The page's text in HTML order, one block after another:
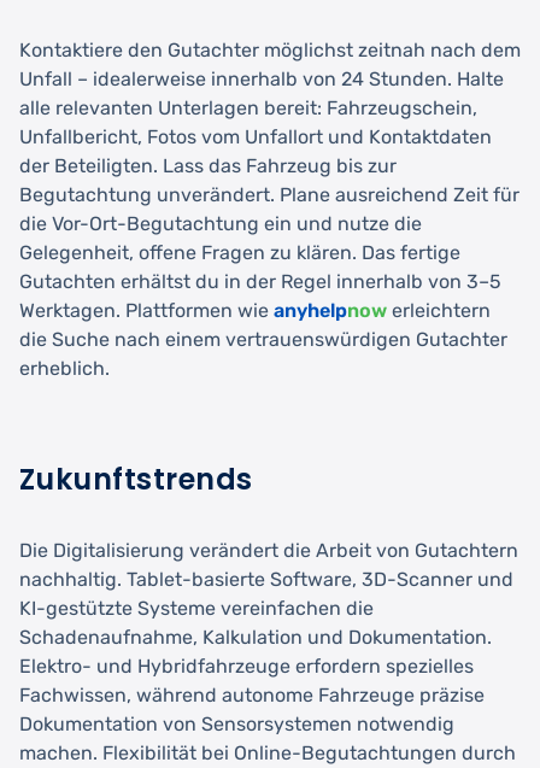
Kontaktiere den Gutachter möglichst zeitnah nach dem
Unfall – idealerweise innerhalb von 24 Stunden. Halte
alle relevanten Unterlagen bereit: Fahrzeugschein,
Unfallbericht, Fotos vom Unfallort und Kontaktdaten
der Beteiligten. Lass das Fahrzeug bis zur
Begutachtung unverändert. Plane ausreichend Zeit für
die Vor-Ort-Begutachtung ein und nutze die
Gelegenheit, offene Fragen zu klären. Das fertige
Gutachten erhältst du in der Regel innerhalb von 3–5
Werktagen. Plattformen wie anyhelpnow erleichtern
die Suche nach einem vertrauenswürdigen Gutachter
erheblich.
Zukunftstrends
Die Digitalisierung verändert die Arbeit von Gutachtern
nachhaltig. Tablet-basierte Software, 3D-Scanner und
KI-gestützte Systeme vereinfachen die
Schadenaufnahme, Kalkulation und Dokumentation.
Elektro- und Hybridfahrzeuge erfordern spezielles
Fachwissen, während autonome Fahrzeuge präzise
Dokumentation von Sensorsystemen notwendig
machen. Flexibilität bei Online-Begutachtungen durch